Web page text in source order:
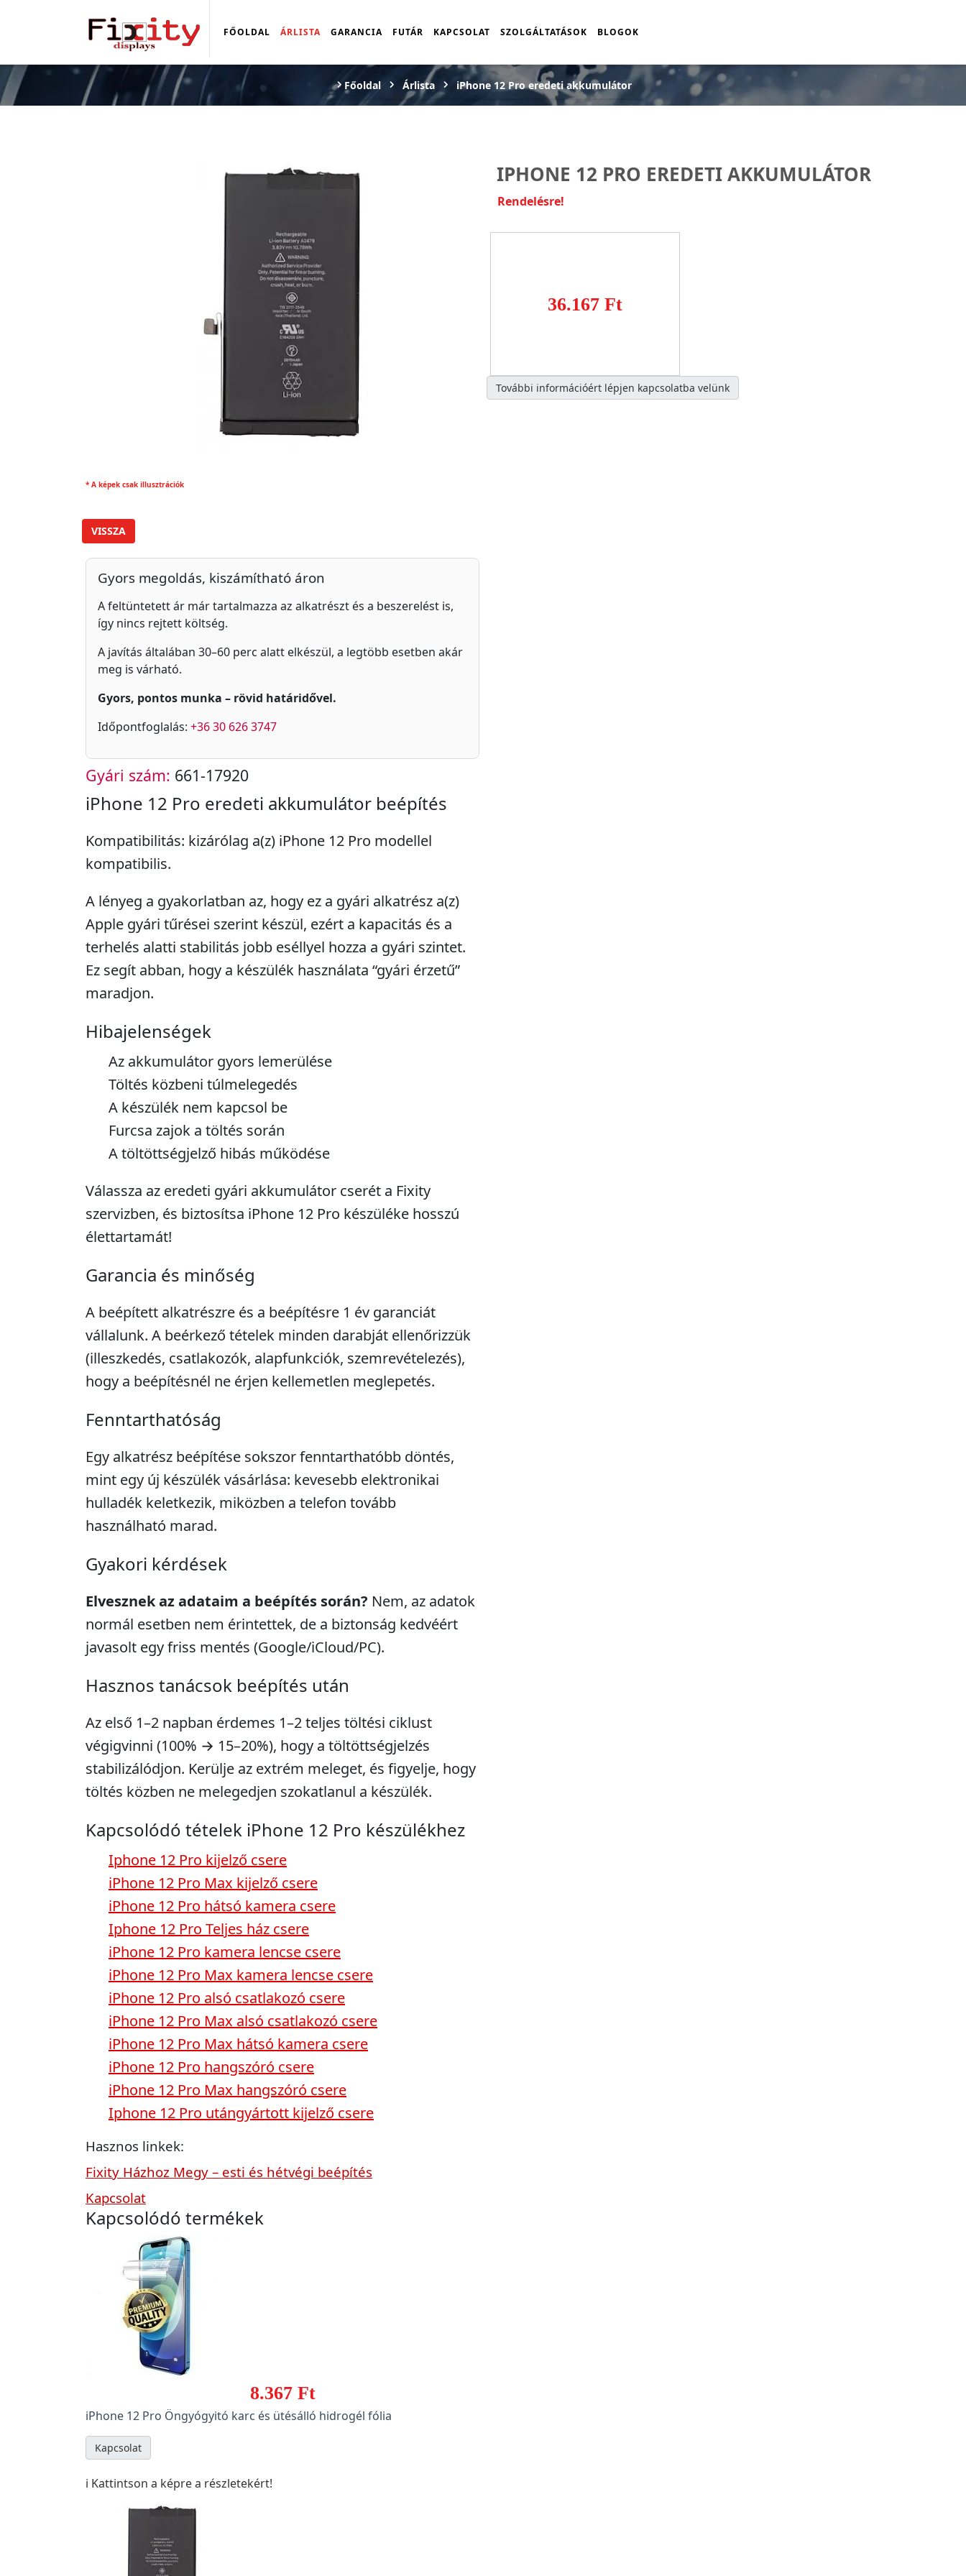
FŐOLDAL ÁRLISTA GARANCIA FUTÁR KAPCSOLAT SZOLGÁLTATÁSOK BLOGOK
Főoldal Árlista iPhone 12 Pro eredeti akkumulátor
* A képek csak illusztrációk
IPHONE 12 PRO EREDETI AKKUMULÁTOR
Rendelésre!
36.167 Ft
További információért lépjen kapcsolatba velünk
VISSZA
Gyors megoldás, kiszámítható áron
A feltüntetett ár már tartalmazza az alkatrészt és a beszerelést is,
így nincs rejtett költség.
A javítás általában 30–60 perc alatt elkészül, a legtöbb esetben akár
meg is várható.
Gyors, pontos munka – rövid határidővel.
Időpontfoglalás: +36 30 626 3747
Gyári szám: 661-17920
iPhone 12 Pro eredeti akkumulátor beépítés
Kompatibilitás: kizárólag a(z) iPhone 12 Pro modellel
kompatibilis.
A lényeg a gyakorlatban az, hogy ez a gyári alkatrész a(z)
Apple gyári tűrései szerint készül, ezért a kapacitás és a
terhelés alatti stabilitás jobb eséllyel hozza a gyári szintet.
Ez segít abban, hogy a készülék használata “gyári érzetű”
maradjon.
Hibajelenségek
Az akkumulátor gyors lemerülése
Töltés közbeni túlmelegedés
A készülék nem kapcsol be
Furcsa zajok a töltés során
A töltöttségjelző hibás működése
Válassza az eredeti gyári akkumulátor cserét a Fixity
szervizben, és biztosítsa iPhone 12 Pro készüléke hosszú
élettartamát!
Garancia és minőség
A beépített alkatrészre és a beépítésre 1 év garanciát
vállalunk. A beérkező tételek minden darabját ellenőrizzük
(illeszkedés, csatlakozók, alapfunkciók, szemrevételezés),
hogy a beépítésnél ne érjen kellemetlen meglepetés.
Fenntarthatóság
Egy alkatrész beépítése sokszor fenntarthatóbb döntés,
mint egy új készülék vásárlása: kevesebb elektronikai
hulladék keletkezik, miközben a telefon tovább
használható marad.
Gyakori kérdések
Elvesznek az adataim a beépítés során? Nem, az adatok
normál esetben nem érintettek, de a biztonság kedvéért
javasolt egy friss mentés (Google/iCloud/PC).
Hasznos tanácsok beépítés után
Az első 1–2 napban érdemes 1–2 teljes töltési ciklust
végigvinni (100% → 15–20%), hogy a töltöttségjelzés
stabilizálódjon. Kerülje az extrém meleget, és figyelje, hogy
töltés közben ne melegedjen szokatlanul a készülék.
Kapcsolódó tételek iPhone 12 Pro készülékhez
Iphone 12 Pro kijelző csere
iPhone 12 Pro Max kijelző csere
iPhone 12 Pro hátsó kamera csere
Iphone 12 Pro Teljes ház csere
iPhone 12 Pro kamera lencse csere
iPhone 12 Pro Max kamera lencse csere
iPhone 12 Pro alsó csatlakozó csere
iPhone 12 Pro Max alsó csatlakozó csere
iPhone 12 Pro Max hátsó kamera csere
iPhone 12 Pro hangszóró csere
iPhone 12 Pro Max hangszóró csere
Iphone 12 Pro utángyártott kijelző csere
Hasznos linkek:
Fixity Házhoz Megy – esti és hétvégi beépítés
Kapcsolat
Kapcsolódó termékek
8.367 Ft
iPhone 12 Pro Öngyógyitó karc és ütésálló hidrogél fólia
Kapcsolat
ℹ️ Kattintson a képre a részletekért!